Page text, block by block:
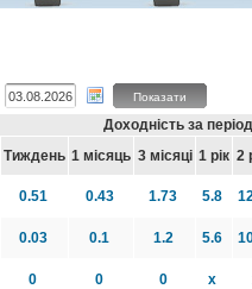
Показати
Доходність за
Тиждень 1 місяць 3 місяці 1 рік 2
0.51 0.43 1.73 5.8
0.03 0.1 1.2 5.6
0 0 0 x